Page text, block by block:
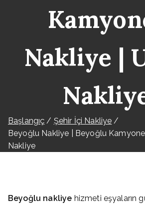
Nakliye |
Başlangıç
Şehir İçi Nakliye
Beyoğlu Nakliye | Beyoğlu
Nakliye
Beyoğlu nakliye hizmeti eşyaların